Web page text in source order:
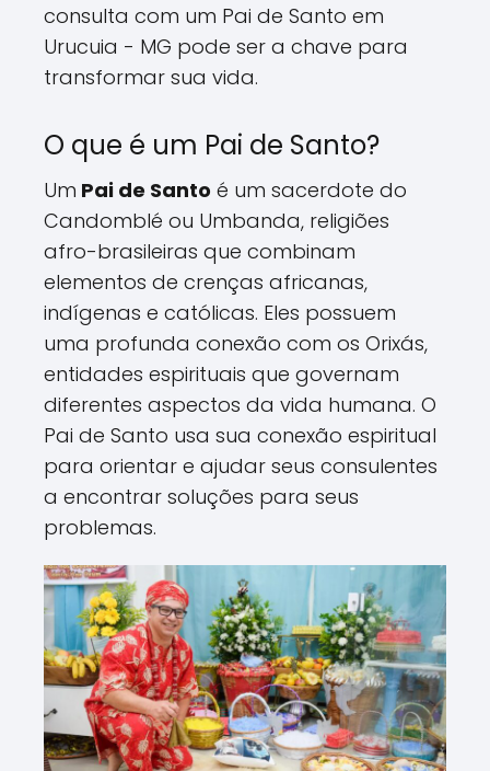
consulta com um Pai de Santo em
Urucuia - MG pode ser a chave para
transformar sua vida.
O que é um Pai de Santo?
Um Pai de Santo é um sacerdote do
Candomblé ou Umbanda, religiões
afro-brasileiras que combinam
elementos de crenças africanas,
indígenas e católicas. Eles possuem
uma profunda conexão com os Orixás,
entidades espirituais que governam
diferentes aspectos da vida humana. O
Pai de Santo usa sua conexão espiritual
para orientar e ajudar seus consulentes
a encontrar soluções para seus
problemas.